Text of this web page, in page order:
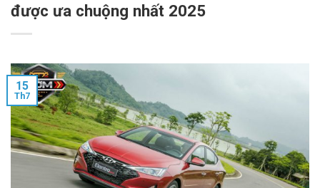
được ưa chuộng nhất 2025
15
Th7